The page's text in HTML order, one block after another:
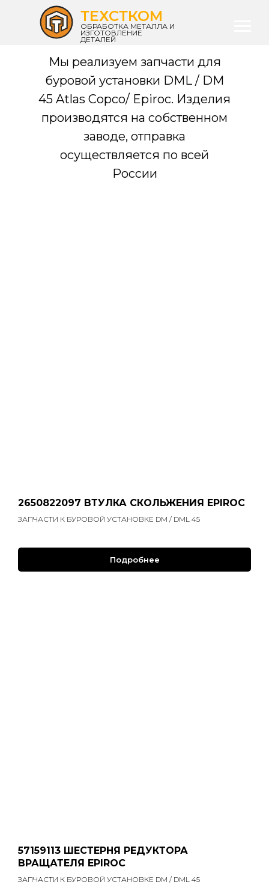
ТЕХСТКОМ
ОБРАБОТКА МЕТАЛЛА И
ИЗГОТОВЛЕНИЕ
ДЕТАЛЕЙ
Мы реализуем запчасти для
буровой установки DML / DM
45 Atlas Copco/ Epiroc. Изделия
производятся на собственном
заводе, отправка
осуществляется по всей
России
2650822097 ВТУЛКА СКОЛЬЖЕНИЯ EPIROC
ЗАПЧАСТИ К БУРОВОЙ УСТАНОВКЕ DM / DML 45
Подробнее
57159113 ШЕСТЕРНЯ РЕДУКТОРА
ВРАЩАТЕЛЯ EPIROC
ЗАПЧАСТИ К БУРОВОЙ УСТАНОВКЕ DM / DML 45